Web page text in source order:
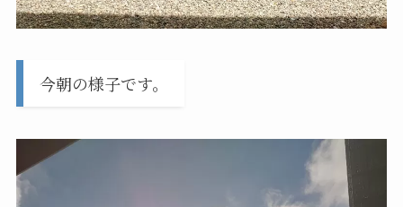
今朝の様子です。